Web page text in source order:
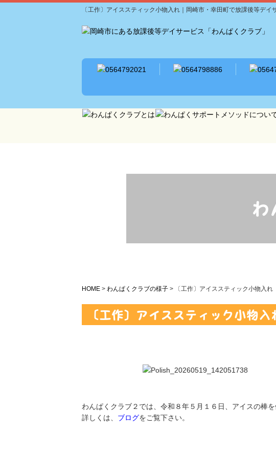
〔工作〕アイススティック小物入れ｜岡崎市・幸田町で放課後等デイ
わ
HOME > わんぱくクラブの様子 > 〔工作〕アイススティック小物入れ
〔工作〕アイススティック小物入
わんぱくクラブ２では、令和８年５月１６日、アイスの棒
詳しくは、 ブログをご覧下さい。